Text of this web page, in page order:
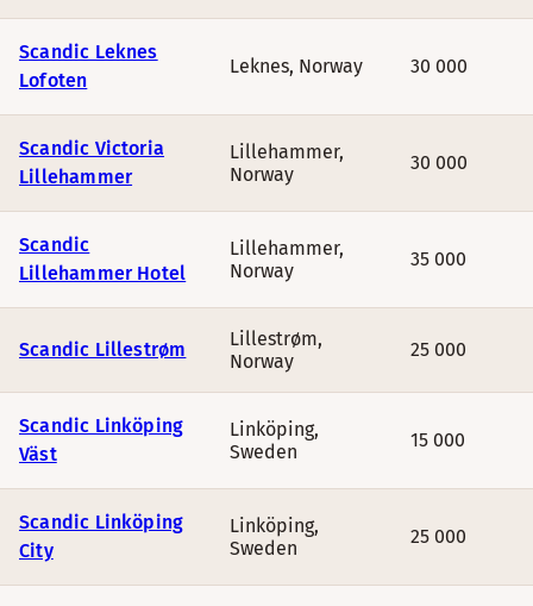
Scandic Leknes
Lofoten
Leknes, Norway 30 000
Scandic Victoria
Lillehammer
Lillehammer,
Norway
30 000
Scandic
Lillehammer Hotel
Lillehammer,
Norway
35 000
Scandic Lillestrøm Lillestrøm,
Norway
25 000
Scandic Linköping
Väst
Linköping,
Sweden
15 000
Scandic Linköping
City
Linköping,
Sweden
25 000